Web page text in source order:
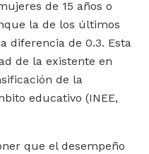
de 15 años o
la de los últimos
diferencia de 0.3. Esta
de la existente en
de la
educativo (INEE,
que el desempeño